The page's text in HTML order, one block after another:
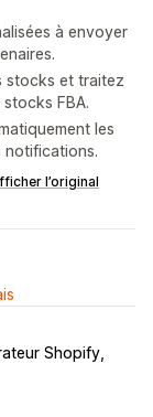
à envoyer
stocks et traitez
FBA.
les
notifications.
l’original
Shopify